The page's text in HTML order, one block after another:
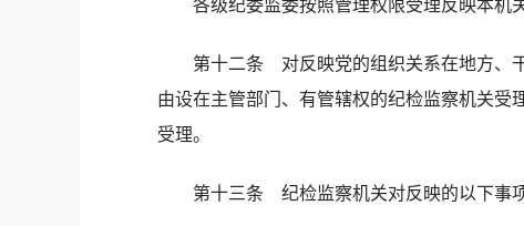
各级纪委监委按照管理权限受理反映本机关
第十二条 对反映党的组织关系在地方、干
由设在主管部门、有管辖权的纪检监察机关受
受理。
第十三条 纪检监察机关对反映的以下事项